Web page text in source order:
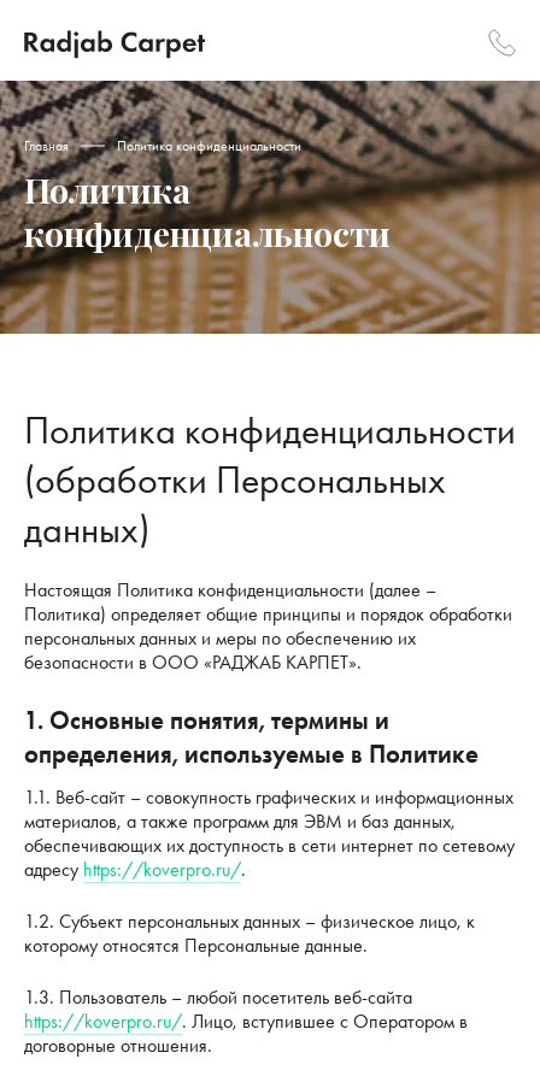
Главная Политика конфиденциальности
Политика
конфиденциальности
Политика конфиденциальности
(обработки Персональных
данных)
Настоящая Политика конфиденциальности (далее –
Политика) определяет общие принципы и порядок обработки
персональных данных и меры по обеспечению их
безопасности в ООО «РАДЖАБ КАРПЕТ».
1. Основные понятия, термины и
определения, используемые в Политике
1.1. Веб-сайт – совокупность графических и информационных
материалов, а также программ для ЭВМ и баз данных,
обеспечивающих их доступность в сети интернет по сетевому
адресу https://koverpro.ru/.
1.2. Субъект персональных данных – физическое лицо, к
которому относятся Персональные данные.
1.3. Пользователь – любой посетитель веб-сайта
https://koverpro.ru/. Лицо, вступившее с Оператором в
договорные отношения.